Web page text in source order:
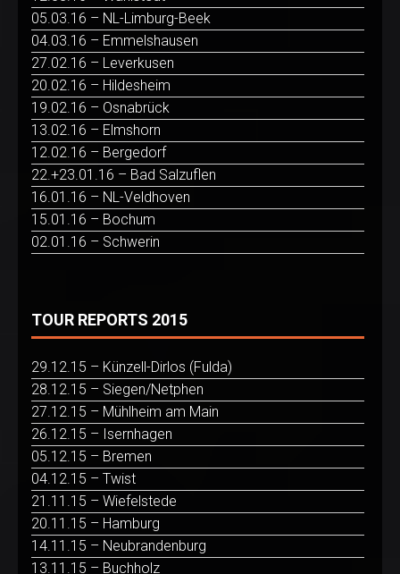
05.03.16 – NL-Limburg-Beek
04.03.16 – Emmelshausen
27.02.16 – Leverkusen
20.02.16 – Hildesheim
19.02.16 – Osnabrück
13.02.16 – Elmshorn
12.02.16 – Bergedorf
22.+23.01.16 – Bad Salzuflen
16.01.16 – NL-Veldhoven
15.01.16 – Bochum
02.01.16 – Schwerin
TOUR REPORTS 2015
29.12.15 – Künzell-Dirlos (Fulda)
28.12.15 – Siegen/Netphen
27.12.15 – Mühlheim am Main
26.12.15 – Isernhagen
05.12.15 – Bremen
04.12.15 – Twist
21.11.15 – Wiefelstede
20.11.15 – Hamburg
14.11.15 – Neubrandenburg
13.11.15 – Buchholz